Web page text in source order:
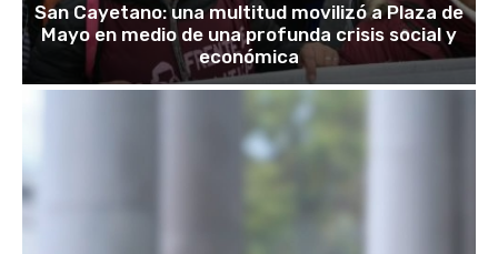
San Cayetano: una multitud movilizó a Plaza de
Mayo en medio de una profunda crisis social y
económica